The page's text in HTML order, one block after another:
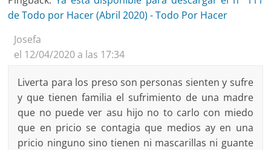
de Todo por Hacer (Abril 2020) - Todo Por Hacer
Josefa
el 12/04/2020 a las 17:34
Liverta para los preso son personas sienten y sufre
y que tienen familia el sufrimiento de una madre
que no puede ver asu hijo no to carlo con miedo
que en pricio se contagia que medios ay en una
pricio ninguno sino tienen ni mascarillas ni guante